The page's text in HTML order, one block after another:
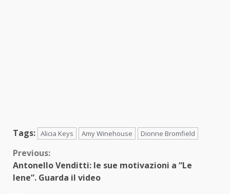
Tags: Alicia Keys Amy Winehouse Dionne Bromfield
Continue
Reading
Previous:
Antonello Venditti: le sue motivazioni a “Le
Iene”. Guarda il video